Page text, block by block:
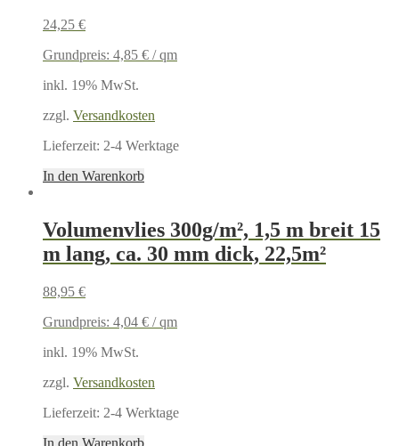
24,25 €
Grundpreis: 4,85 € /qm
inkl. 19% MwSt.
zzgl. Versandkosten
Lieferzeit: 2-4 Werktage
In den Warenkorb
Volumenvlies 300g/m², 1,5 m breit 15
m lang, ca. 30 mm dick, 22,5m²
88,95 €
Grundpreis: 4,04 € /qm
inkl. 19% MwSt.
zzgl. Versandkosten
Lieferzeit: 2-4 Werktage
In den Warenkorb